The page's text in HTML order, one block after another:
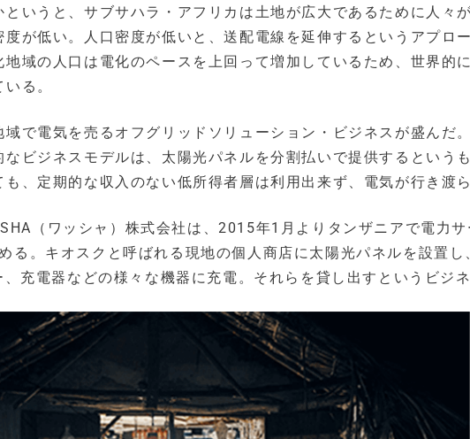
いうと、サブサハラ・アフリカは土地が広大であるために人々
が低い。人口密度が低いと、送配電線を延伸するというアプロ
域の人口は電化のペースを上回って増加しているため、世界的
る。
で電気を売るオフグリッドソリューション・ビジネスが盛んだ
ビジネスモデルは、太陽光パネルを分割払いで提供するという
、定期的な収入のない低所得者層は利用出来ず、電気が行き渡ら
（ワッシャ）株式会社は、2015年1月よりタンザニアで電力サ
る。キオスクと呼ばれる現地の個人商店に太陽光パネルを設置し
充電器などの様々な機器に充電。それらを貸し出すというビジネ